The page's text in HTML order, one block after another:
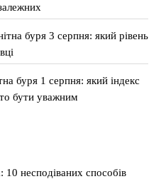
буря 3 серпня: який рівень
буря 1 серпня: який індекс
бути уважним
несподіваних способів